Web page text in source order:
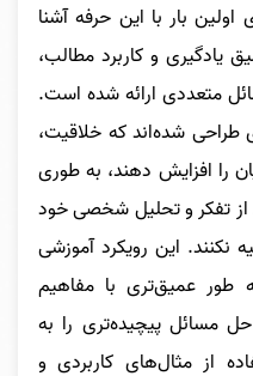
بار با این حرفه آشنا
یادگیری و کاربرد مطالب،
متعددی ارائه شده است.
شده‌اند که خلاقیت،
را افزایش دهند، به طوری
از تفکر و تحلیل شخصی خود
نکنند. این رویکرد آموزشی
طور عمیق‌تری با مفاهیم
مسائل پیچیده‌تری را به
از مثال‌های کاربردی و